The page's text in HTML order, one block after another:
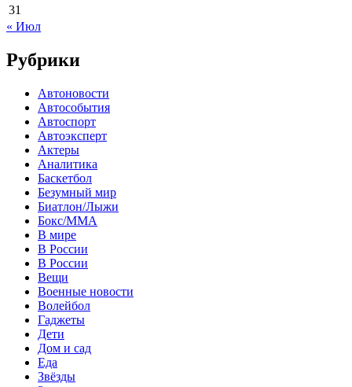
31
« Июл
Рубрики
Автоновости
Автособытия
Автоспорт
Автоэксперт
Актеры
Аналитика
Баскетбол
Безумный мир
Биатлон/Лыжи
Бокс/MMA
В мире
В России
В России
Вещи
Военные новости
Волейбол
Гаджеты
Дети
Дом и сад
Еда
Звёзды